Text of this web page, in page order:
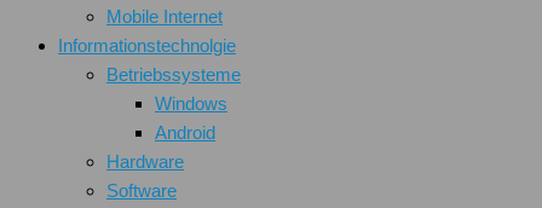
Mobile Internet
Informationstechnolgie
Betriebssysteme
Windows
Android
Hardware
Software